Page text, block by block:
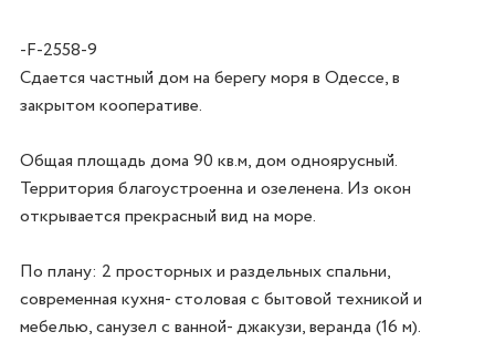
-F-2558-9
Сдается частный дом на берегу моря в Одессе, в
закрытом кооперативе.
Общая площадь дома 90 кв.м, дом одноярусный.
Территория благоустроенна и озеленена. Из окон
открывается прекрасный вид на море.
По плану: 2 просторных и раздельных спальни,
современная кухня- столовая с бытовой техникой и
мебелью, санузел с ванной- джакузи, веранда (16 м).